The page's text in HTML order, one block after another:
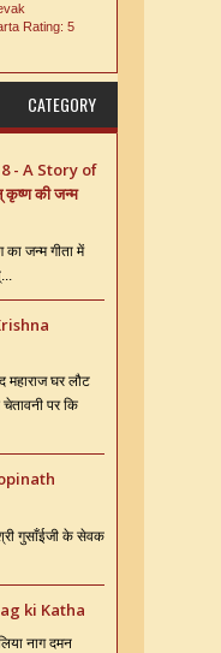
Rating: 5
CATEGORY
- A Story of
की जन्म
जन्म गीता में
महाराज घर लौट
चेतावनी पर कि
गुसाँईजी के सेवक
ki Katha
नाग दमन